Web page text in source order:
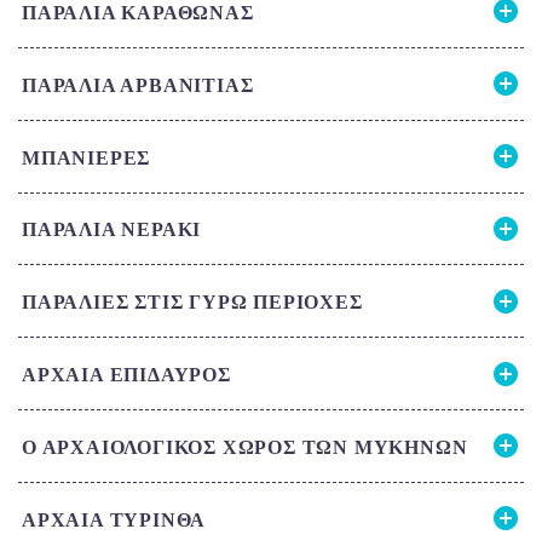
ΠΑΡΑΛΙΑ ΚΑΡΑΘΩΝΑΣ
ΠΑΡΑΛΙΑ ΑΡΒΑΝΙΤΙΑΣ
ΜΠΑΝΙΕΡΕΣ
ΠΑΡΑΛΙΑ ΝΕΡΑΚΙ
ΠΑΡΑΛΙΕΣ ΣΤΙΣ ΓΥΡΩ ΠΕΡΙΟΧΕΣ
ΑΡΧΑΙΑ ΕΠΙΔΑΥΡΟΣ
Ο ΑΡΧΑΙΟΛΟΓΙΚΟΣ ΧΩΡΟΣ ΤΩΝ ΜΥΚΗΝΩΝ
ΑΡΧΑΙΑ ΤΥΡΙΝΘΑ